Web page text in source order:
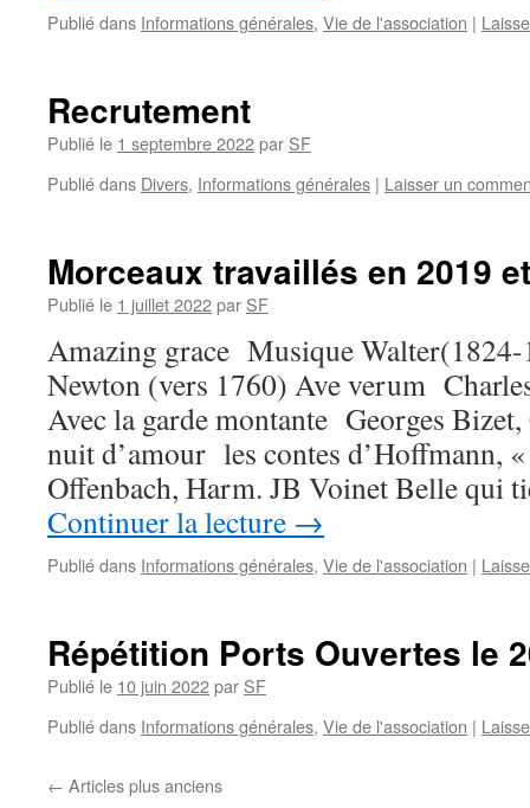
Publié dans Informations générales, Vie de l'association |
Recrutement
Publié le 1 septembre 2022par SF
Publié dans Divers, Informations générales | Laisser un
Morceaux travaillés en 2019
Publié le 1 juillet 2022par SF
Amazing grace Musique Walter(1824-
Newton (vers 1760) Ave verum
Avec la garde montante Georges
nuit d’amour les contes d’Hoffmann,
Offenbach, Harm. JB Voinet Belle qui
Continuer la lecture →
Publié dans Informations générales, Vie de l'association |
Répétition Ports Ouvertes le
Publié le 10 juin 2022par SF
Publié dans Informations générales, Vie de l'association |
← Articles plus anciens